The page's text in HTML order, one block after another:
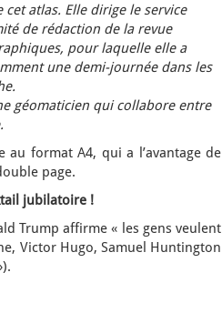
cet atlas. Elle dirige le service
de rédaction de la revue
pour laquelle elle a
une demi-journée dans les
géomaticien qui collabore entre
au format A4, qui a l’avantage de
page.
jubilatoire !
Trump affirme « les gens veulent
Victor Hugo, Samuel Huntington